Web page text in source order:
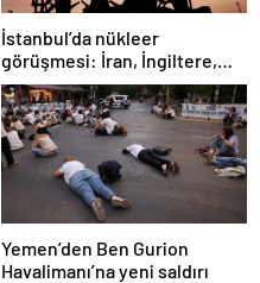
İstanbul’da nükleer
görüşmesi: İran, İngiltere,
Fransa ve Almanya buluşacak
Yemen’den Ben Gurion
Havalimanı’na yeni saldırı